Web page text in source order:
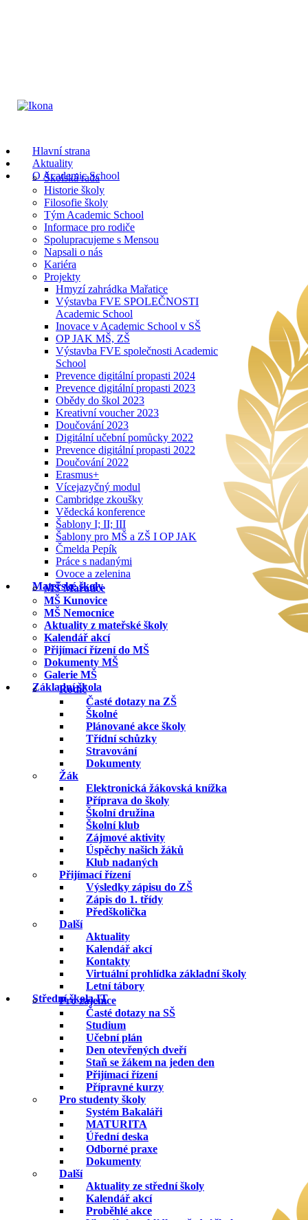
Hlavní strana
Aktuality
O Academic School
Školská rada
Historie školy
Filosofie školy
Tým Academic School
Informace pro rodiče
Spolupracujeme s Mensou
Napsali o nás
Kariéra
Projekty
Hmyzí zahrádka Mařatice
Výstavba FVE SPOLEČNOSTI
Academic School
Inovace v Academic School v SŠ
OP JAK MŠ, ZŠ
Výstavba FVE společnosti Academic
School
Prevence digitální propasti 2024
Prevence digitální propasti 2023
Obědy do škol 2023
Kreativní voucher 2023
Doučování 2023
Digitální učební pomůcky 2022
Prevence digitální propasti 2022
Doučování 2022
Erasmus+
Vícejazyčný modul
Cambridge zkoušky
Vědecká konference
Šablony I; II; III
Šablony pro MŠ a ZŠ I OP JAK
Čmelda Pepík
Práce s nadanými
Ovoce a zelenina
Mateřské školy
MŠ Mařatice
MŠ Kunovice
MŠ Nemocnice
Aktuality z mateřské školy
Kalendář akcí
Přijímací řízení do MŠ
Dokumenty MŠ
Galerie MŠ
Základní škola
Rodič
Časté dotazy na ZŠ
Školné
Plánované akce školy
Třídní schůzky
Stravování
Dokumenty
Žák
Elektronická žákovská knížka
Příprava do školy
Školní družina
Školní klub
Zájmové aktivity
Úspěchy našich žáků
Klub nadaných
Přijímací řízení
Výsledky zápisu do ZŠ
Zápis do 1. třídy
Předškolička
Další
Aktuality
Kalendář akcí
Kontakty
Virtuální prohlídka základní školy
Letní tábory
Střední škola IT
Pro zájemce
Časté dotazy na SŠ
Studium
Učební plán
Den otevřených dveří
Staň se žákem na jeden den
Přijímací řízení
Přípravné kurzy
Pro studenty školy
Systém Bakaláři
MATURITA
Úřední deska
Odborné praxe
Dokumenty
Další
Aktuality ze střední školy
Kalendář akcí
Proběhlé akce